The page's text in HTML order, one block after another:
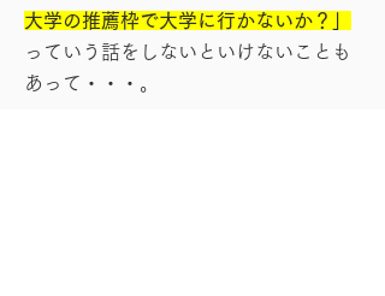
大学の推薦枠で大学に行かないか？」
っていう話をしないといけないことも
あって・・・。